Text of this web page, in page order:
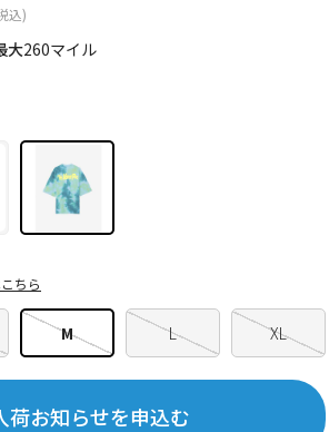
大260マイル
込)
M L XL
ちら
荷お知らせを申込む